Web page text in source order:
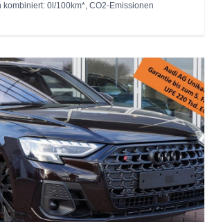
kombiniert: 0l/100km*, CO2-Emissionen